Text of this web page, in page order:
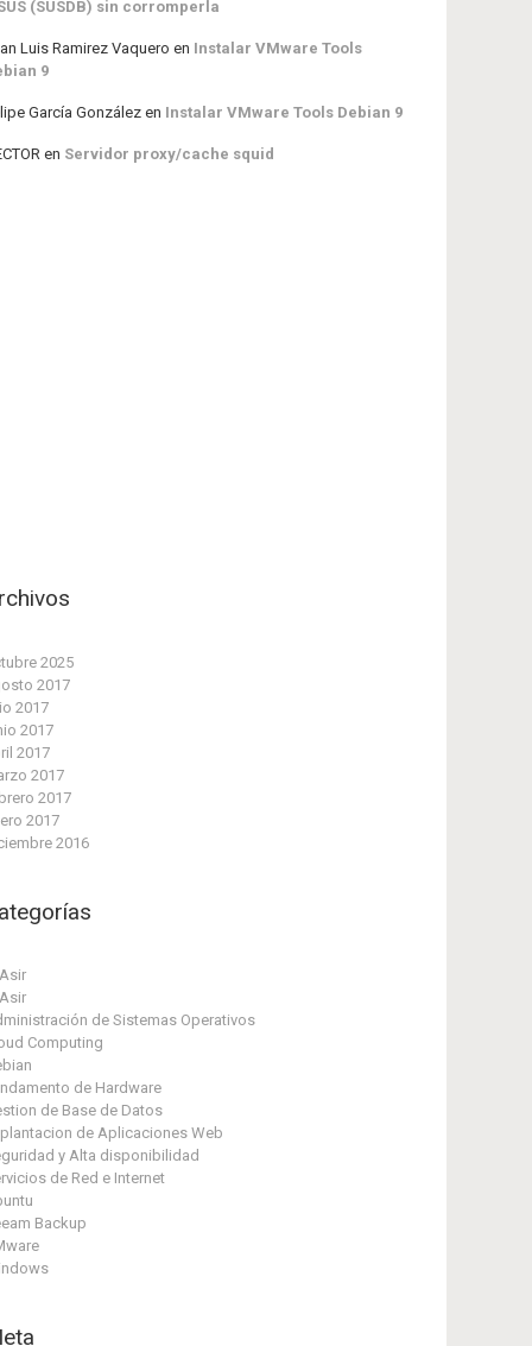
(SUSDB) sin corromperla
Luis Ramirez Vaquero en Instalar VMware Tools
9
García González en Instalar VMware Tools Debian 9
en Servidor proxy/cache squid
2025
2017
2017
2017
2017
2017
2017
2017
2016
de Sistemas Operativos
Computing
de Hardware
de Base de Datos
de Aplicaciones Web
y Alta disponibilidad
de Red e Internet
Backup